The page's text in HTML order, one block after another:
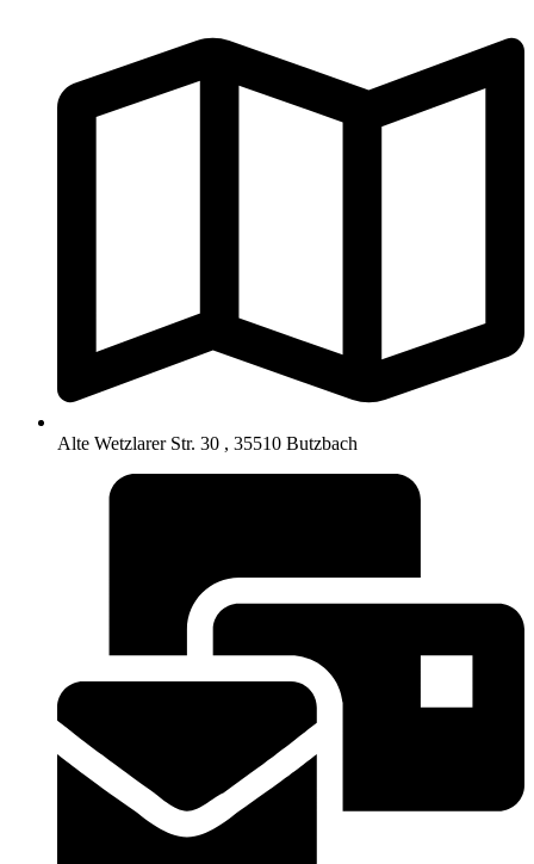
Alte Wetzlarer Str. 30 , 35510 Butzbach